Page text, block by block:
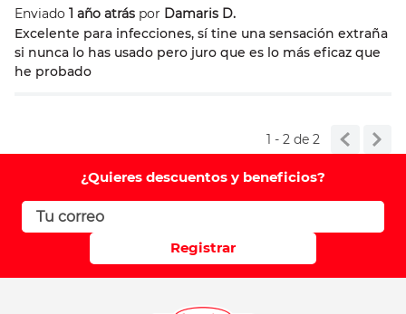
Correo electrónico
ENVIAR COMENTARIO
Enviado 1 año atrás por Damaris D.
Excelente para infecciones, sí tine una sensación extraña
si nunca lo has usado pero juro que es lo más eficaz que
he probado
1 - 2de 2
¿Quieres descuentos y beneficios?
Registrar